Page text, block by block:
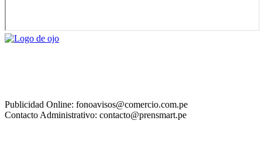
Publicidad Online: fonoavisos@comercio.com.pe
Contacto Administrativo: contacto@prensmart.pe